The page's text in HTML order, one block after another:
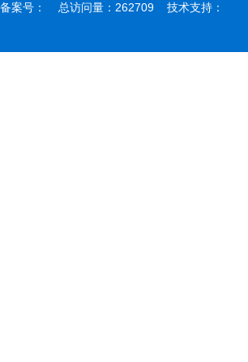
备案号： 总访问量：262709 技术支持：